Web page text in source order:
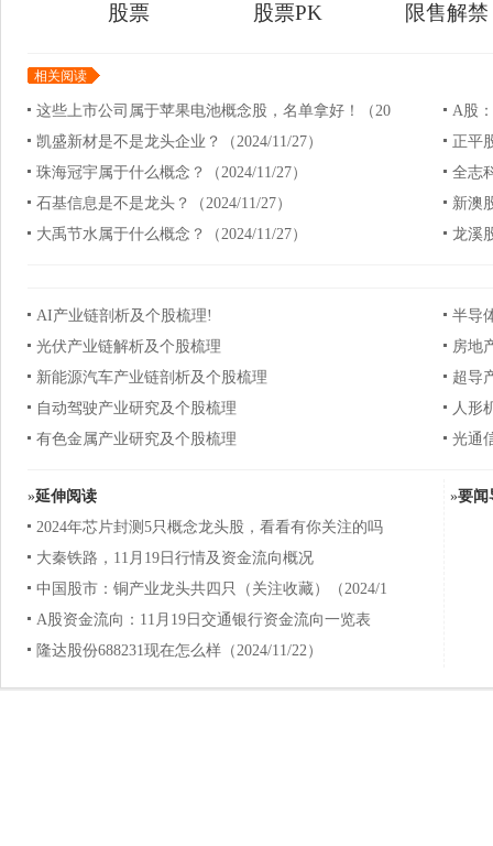
股票 股票PK 限售解禁
相关阅读
这些上市公司属于苹果电池概念股，名单拿好！（20
A股
凯盛新材是不是龙头企业？（2024/11/27）
正平
珠海冠宇属于什么概念？（2024/11/27）
全志
石基信息是不是龙头？（2024/11/27）
新澳
大禹节水属于什么概念？（2024/11/27）
龙溪
AI产业链剖析及个股梳理!
半导
光伏产业链解析及个股梳理
房地
新能源汽车产业链剖析及个股梳理
超导
自动驾驶产业研究及个股梳理
人形
有色金属产业研究及个股梳理
光通
»延伸阅读
2024年芯片封测5只概念龙头股，看看有你关注的吗
大秦铁路，11月19日行情及资金流向概况
中国股市：铜产业龙头共四只（关注收藏）（2024/1
A股资金流向：11月19日交通银行资金流向一览表
隆达股份688231现在怎么样（2024/11/22）
»要闻